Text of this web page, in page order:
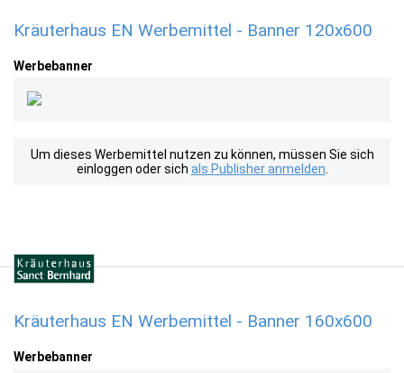
Kräuterhaus EN Werbemittel - Banner 120x600
Werbebanner
Um dieses Werbemittel nutzen zu können, müssen Sie sich
einloggen oder sich als Publisher anmelden
Kräuterhaus EN Werbemittel - Banner 160x600
Werbebanner